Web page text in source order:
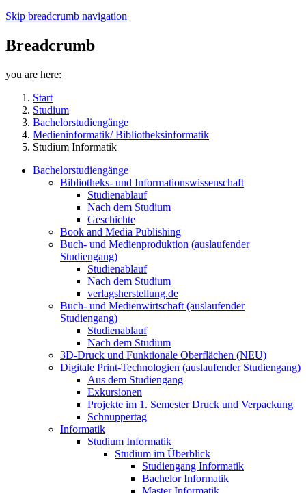
Skip breadcrumb navigation
Breadcrumb
you are here:
Start
Studium
Bachelorstudiengänge
Medieninformatik/ Bibliotheksinformatik
Studium Informatik
Bachelorstudiengänge
Bibliotheks- und Informationswissenschaft
Studienablauf
Nach dem Studium
Geschichte
Book and Media Publishing
Buch- und Medienproduktion (auslaufender
Studiengang)
Studienablauf
Nach dem Studium
verlagsherstellung.de
Buch- und Medienwirtschaft (auslaufender
Studiengang)
Studienablauf
Nach dem Studium
3D-Druck und Funktionale Oberflächen (NEU)
Digitale Print-Technologien (auslaufender Studiengang)
Aus dem Studiengang
Exkursionen
Projekte im 1. Semester Druck und Verpackung
Schnuppertag
Informatik
Studium Informatik
Studium im Überblick
Studiengang Informatik
Bachelor Informatik